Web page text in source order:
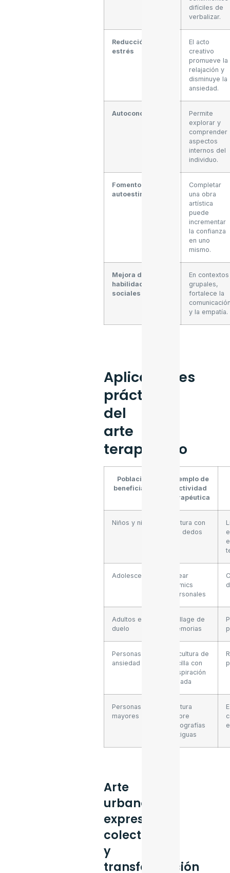
difíciles de
verbalizar.
Reducción del
estrés
El acto
creativo
promueve la
relajación y
disminuye la
ansiedad.
Autoconocimiento
Permite
explorar y
comprender
aspectos
internos del
individuo.
Fomento de la
autoestima
Completar
una obra
artística
puede
incrementar
la confianza
en uno
mismo.
Mejora de
habilidades
sociales
En contextos
grupales,
fortalece la
y la empatía.
Aplicaciones
prácticas
del
arte
terapéutico
Población
beneficiada
Ejemplo de
actividad
terapéutica
Niños y niñas
Pintura con
los dedos
Adolescentes
Crear
cómics
personales
Adultos en
duelo
Collage de
memorias
Personas con
ansiedad
Escultura de
arcilla con
respiración
guiada
Personas
mayores
Pintura
sobre
fotografías
antiguas
Arte
urbano:
expresión
colectiva
y
transformación